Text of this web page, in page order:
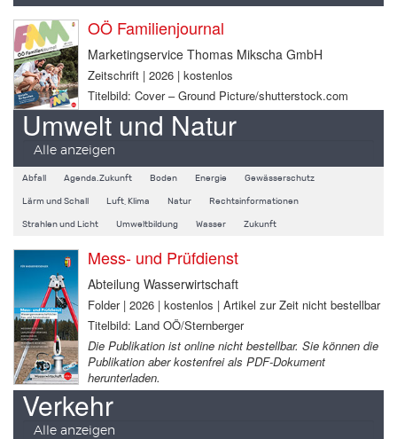
OÖ Familienjournal
Marketingservice Thomas Mikscha GmbH
Zeitschrift | 2026 | kostenlos
Titelbild: Cover – Ground Picture/shutterstock.com
Umwelt und Natur
Alle anzeigen
Abfall Agenda.Zukunft Boden Energie Gewässerschutz
Lärm und Schall Luft, Klima Natur Rechtsinformationen
Strahlen und Licht Umweltbildung Wasser Zukunft
Mess- und Prüfdienst
Abteilung Wasserwirtschaft
Folder | 2026 | kostenlos | Artikel zur Zeit nicht bestellbar
Titelbild: Land OÖ/Sternberger
Die Publikation ist online nicht bestellbar. Sie können die
Publikation aber kostenfrei als PDF-Dokument
herunterladen.
Verkehr
Alle anzeigen